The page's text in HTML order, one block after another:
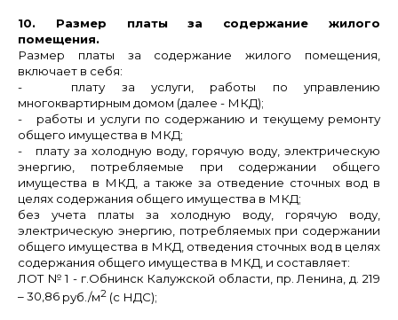
10. Размер платы за содержание жилого
помещения.
Размер платы за содержание жилого помещения,
включает в себя:
- плату за услуги, работы по управлению
многоквартирным домом (далее - МКД);
- работы и услуги по содержанию и текущему ремонту
общего имущества в МКД;
- плату за холодную воду, горячую воду, электрическую
энергию, потребляемые при содержании общего
имущества в МКД, а также за отведение сточных вод в
целях содержания общего имущества в МКД;
без учета платы за холодную воду, горячую воду,
электрическую энергию, потребляемых при содержании
общего имущества в МКД, отведения сточных вод в целях
содержания общего имущества в МКД, и составляет:
ЛОТ № 1- г.Обнинск Калужской области, пр.Ленина, д. 219
– 30,86 руб./м2 (с НДС);